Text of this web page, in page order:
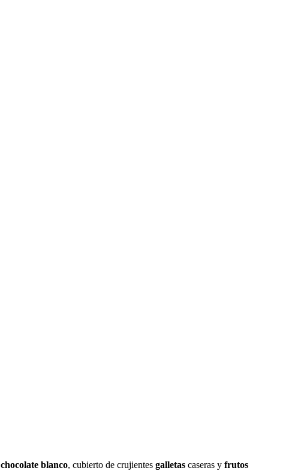
chocolate blanco, cubierto de crujientes galletas caseras y frutos